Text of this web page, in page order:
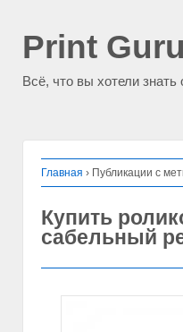
Print Guru
Всё, что вы хотели знать
Главная › Публикации с
Купить
сабельный